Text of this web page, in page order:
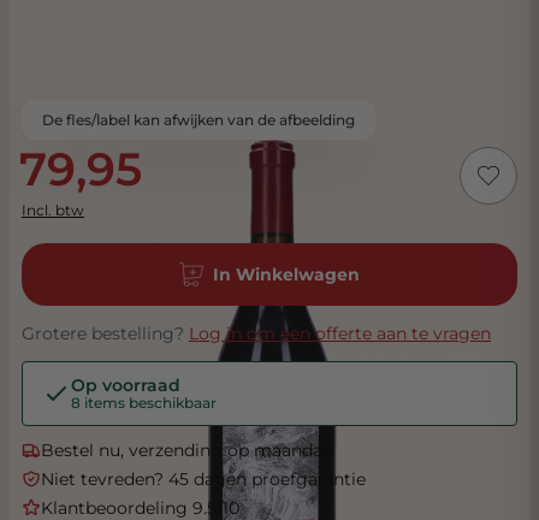
De fles/label kan afwijken van de afbeelding
79,95
Incl. btw
In Winkelwagen
Grotere bestelling? Log in om een offerte aan te vragen
Op voorraad
8 items beschikbaar
Bestel nu, verzending op maandag
Niet tevreden? 45 dagen proefgarantie
Klantbeoordeling 9.5/10